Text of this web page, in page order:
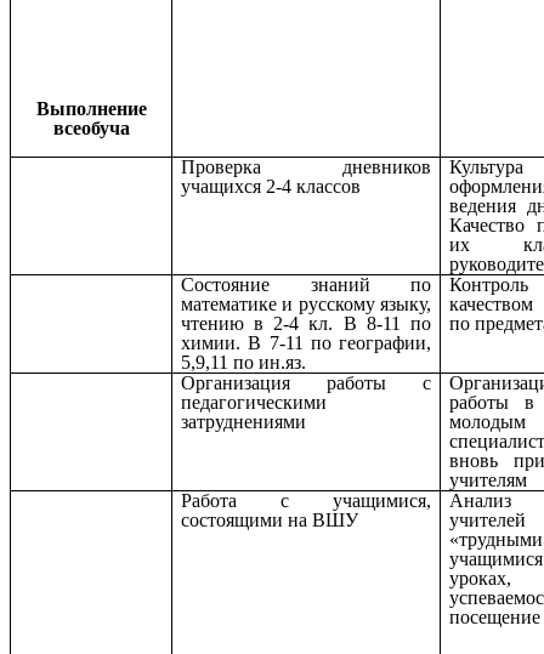
Выполнение
всеобуча
Проверка дневников
учащихся 2-4 классов
Культура
ведения
Качество
их
Состояние знаний по
математике и русскому языку,
чтению в 2-4 кл. В 8-11 по
химии. В 7-11 по географии,
5,9,11 по ин.яз.
по
Организация работы с
педагогическими
затруднениями
работы в
молодым
вновь
учителям
Работа с учащимися,
состоящими на ВШУ
Анализ
посещение